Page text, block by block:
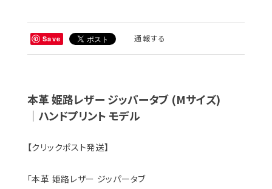
Save 通報する
本革 姫路レザー ジッパータブ (Mサイズ)
｜ハンドプリント モデル
【クリックポスト発送】
「本革 姫路レザー ジッパータブ